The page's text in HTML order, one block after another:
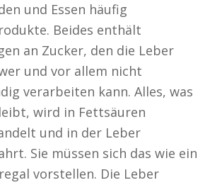
und Essen häufig
Beides enthält
an Zucker, den die Leber
und vor allem nicht
verarbeiten kann. Alles, was
wird in Fettsäuren
und in der Leber
Sie müssen sich das wie ein
vorstellen. Die Leber